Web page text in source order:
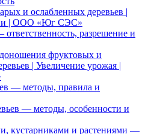
и ослабленных деревьев |
| ООО «Юг СЭС»
разрешение и
фруктовых и
| Увеличение урожая |
— методы, правила и
— методы, особенности и
кустарниками и растениями —